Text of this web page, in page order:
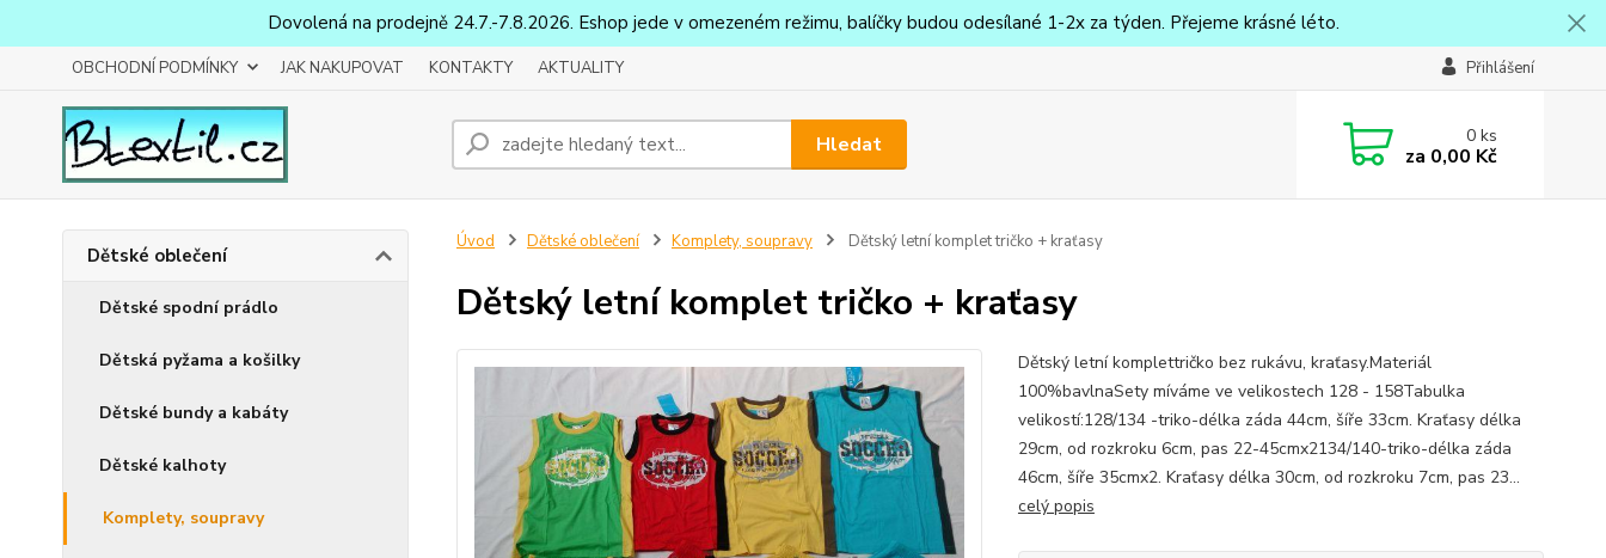
Dovolená na prodejně 24.7.-7.8.2026. Eshop jede v omezeném režimu, balíčky budou odesílané 1-2x za týden. Přejeme krásné léto.
OBCHODNÍ PODMÍNKY JAK NAKUPOVAT KONTAKTY AKTUALITY Přihlášení
Hledat 0ks
za 0,00 Kč
Dětské oblečení
Dětské spodní prádlo
Dětská pyžama a košilky
Dětské bundy a kabáty
Dětské kalhoty
Komplety, soupravy
Úvod Dětské oblečení Komplety, soupravy Dětský letní komplet tričko + kraťasy
Dětský letní komplet tričko + kraťasy
Dětský letní komplettričko bez rukávu, kraťasy.Materiál
100%bavlnaSety míváme ve velikostech 128 - 158Tabulka
velikostí:128/134 -triko-délka záda 44cm, šíře 33cm. Kraťasy délka
29cm, od rozkroku 6cm, pas 22-45cmx2134/140-triko-délka záda
46cm, šíře 35cmx2. Kraťasy délka 30cm, od rozkroku 7cm, pas 23...
celý popis